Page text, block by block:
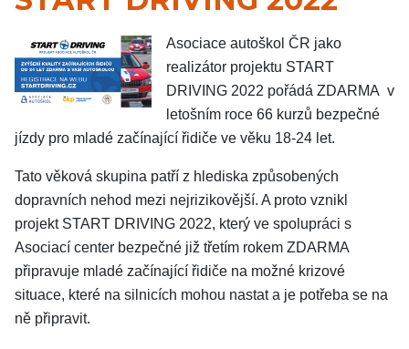
Asociace autoškol ČR jako
realizátor projektu START
DRIVING 2022 pořádá ZDARMA v
letošním roce 66 kurzů bezpečné
jízdy pro mladé začínající řidiče ve věku 18-24 let.
Tato věková skupina patří z hlediska způsobených
dopravních nehod mezi nejrizikovější. A proto vznikl
projekt START DRIVING 2022, který ve spolupráci s
Asociací center bezpečné již třetím rokem ZDARMA
připravuje mladé začínající řidiče na možné krizové
situace, které na silnicích mohou nastat a je potřeba se na
ně připravit.